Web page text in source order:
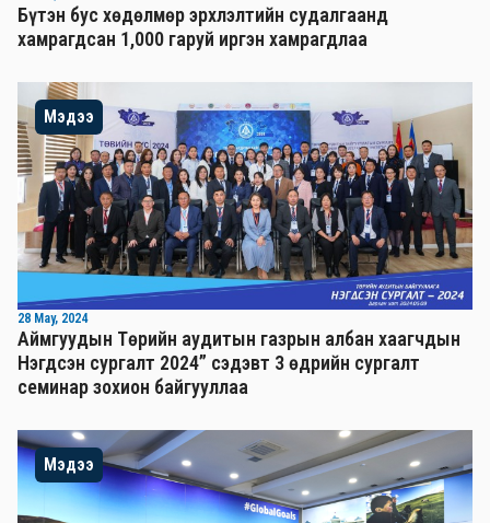
Бүтэн бус хөдөлмөр эрхлэлтийн судалгаанд
хамрагдсан 1,000 гаруй иргэн хамрагдлаа
Мэдээ
28 May, 2024
Аймгуудын Төрийн аудитын газрын албан хаагчдын
Нэгдсэн сургалт 2024” сэдэвт 3 өдрийн сургалт
семинар зохион байгууллаа
Мэдээ